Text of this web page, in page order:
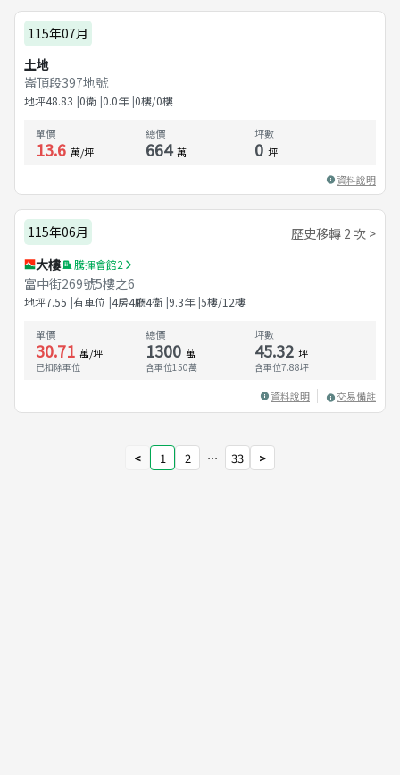
115年07月
土地
崙頂段397地號
地坪48.83 0衛 0.0年 0樓/0樓
單價
13.6 萬/坪
總價
664 萬
坪數
0 坪
資料說明
115年06月
歷史移轉 2 次 >
大樓
騰揮會館2
富中街269號5樓之6
地坪7.55 有車位 4房4廳4衛 9.3年 5樓/12樓
單價
30.71 萬/坪
已扣除車位
總價
1300 萬
含車位150萬
坪數
45.32 坪
含車位7.88坪
資料說明 交易備註
< 1 2 ⋯ 33 >